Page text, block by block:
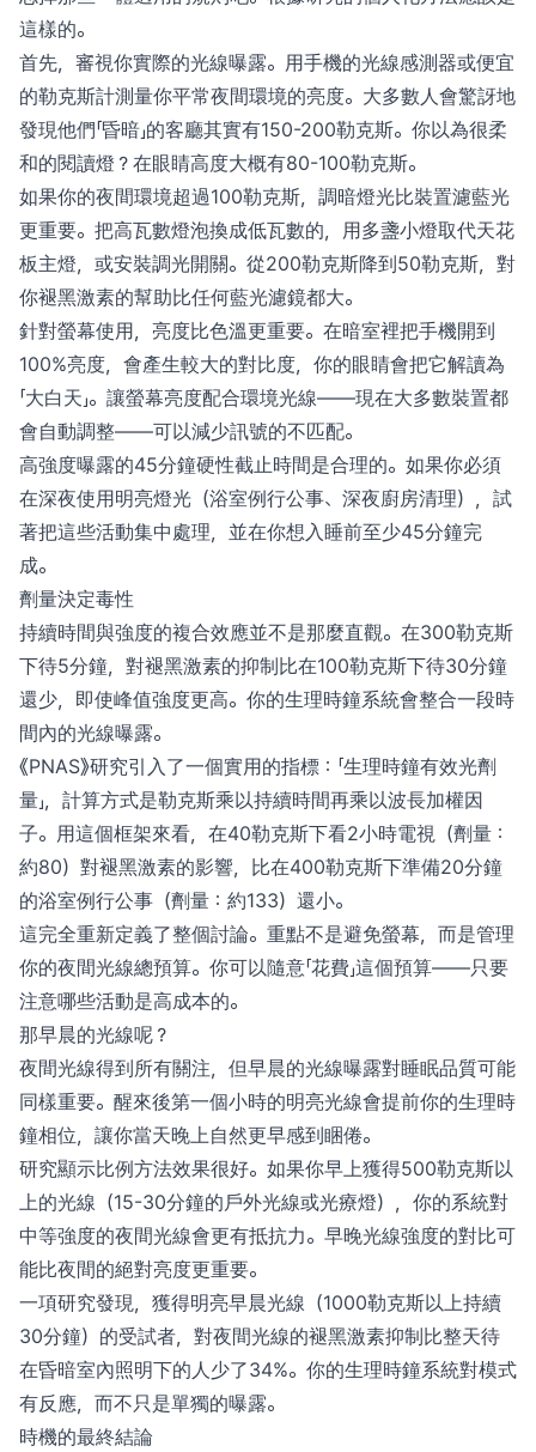
這樣的。
首先，審視你實際的光線曝露。用手機的光線感測器或便宜
的勒克斯計測量你平常夜間環境的亮度。大多數人會驚訝地
發現他們「昏暗」的客廳其實有150-200勒克斯。你以為很柔
和的閱讀燈？在眼睛高度大概有80-100勒克斯。
如果你的夜間環境超過100勒克斯，調暗燈光比裝置濾藍光
更重要。把高瓦數燈泡換成低瓦數的，用多盞小燈取代天花
板主燈，或安裝調光開關。從200勒克斯降到50勒克斯，對
你褪黑激素的幫助比任何藍光濾鏡都大。
針對螢幕使用，亮度比色溫更重要。在暗室裡把手機開到
100%亮度，會產生較大的對比度，你的眼睛會把它解讀為
「大白天」。讓螢幕亮度配合環境光線——現在大多數裝置都
會自動調整——可以減少訊號的不匹配。
高強度曝露的45分鐘硬性截止時間是合理的。如果你必須
在深夜使用明亮燈光（浴室例行公事、深夜廚房清理），試
著把這些活動集中處理，並在你想入睡前至少45分鐘完
成。
劑量決定毒性
持續時間與強度的複合效應並不是那麼直觀。在300勒克斯
下待5分鐘，對褪黑激素的抑制比在100勒克斯下待30分鐘
還少，即使峰值強度更高。你的生理時鐘系統會整合一段時
間內的光線曝露。
《PNAS》研究引入了一個實用的指標：「生理時鐘有效光劑
量」，計算方式是勒克斯乘以持續時間再乘以波長加權因
子。用這個框架來看，在40勒克斯下看2小時電視（劑量：
約80）對褪黑激素的影響，比在400勒克斯下準備20分鐘
的浴室例行公事（劑量：約133）還小。
這完全重新定義了整個討論。重點不是避免螢幕，而是管理
你的夜間光線總預算。你可以隨意「花費」這個預算——只要
注意哪些活動是高成本的。
那早晨的光線呢？
夜間光線得到所有關注，但早晨的光線曝露對睡眠品質可能
同樣重要。醒來後第一個小時的明亮光線會提前你的生理時
鐘相位，讓你當天晚上自然更早感到睏倦。
研究顯示比例方法效果很好。如果你早上獲得500勒克斯以
上的光線（15-30分鐘的戶外光線或光療燈），你的系統對
中等強度的夜間光線會更有抵抗力。早晚光線強度的對比可
能比夜間的絕對亮度更重要。
一項研究發現，獲得明亮早晨光線（1000勒克斯以上持續
30分鐘）的受試者，對夜間光線的褪黑激素抑制比整天待
在昏暗室內照明下的人少了34%。你的生理時鐘系統對模式
有反應，而不只是單獨的曝露。
時機的最終結論